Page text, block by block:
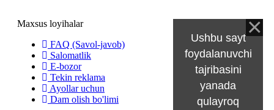
Maxsus loyihalar
FAQ (Savol-javob)
Salomatlik
E-bozor
Tekin reklama
Ayollar uchun
Dam olish bo'limi
Ushbu sayt
foydalanuvchi
tajribasini
yanada
qulayroq